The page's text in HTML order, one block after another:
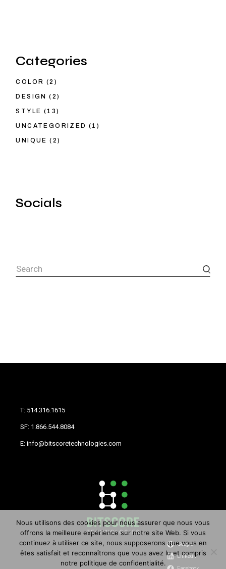
Categories
COLOR (2)
DESIGN (2)
STYLE (13)
UNCATEGORIZED (1)
UNIQUE (2)
Socials
T: 514.316.1615
SF: 1.866.544.8084
E: info@bitscoretechnologies.com
Google
LinkedIn
Nous utilisons des cookies pour nous assurer que nous vous
offrons la meilleure expérience sur notre site Web. Si vous
continuez à utiliser ce site, nous supposerons que vous en
êtes satisfait et reconnaîtrons que vous avez lu et compris
notre politique de confidentialité.